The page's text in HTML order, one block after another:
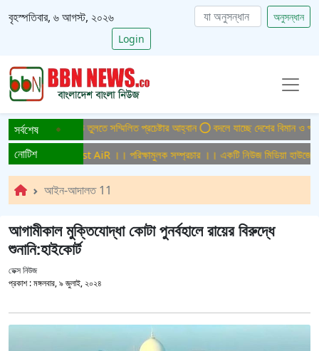
বৃহস্পতিবার, ৬ আগস্ট, ২০২৬
অনুসন্ধান
Login
সর্বশেষ
বাংলাদেশ গড়ে তুলতে সম্মিলিত প্রচেষ্টার আহ্বান বদলে যাচ্ছে দেশের বিমান ও
নোটিশ
সম্প্রচার ।। Test AiR ।। পরিক্ষামুলক সম্প্রচার ।। একটি নিউজ মিডিয়া হাউজের
আইন-আদালত 11
আগামীকাল মুক্তিযোদ্ধা কোটা পুনর্বহালে রায়ের বিরুদ্ধে
শুনানি:হাইকোর্ট
ডেক্স নিউজ
প্রকাশ :মঙ্গলবার, ৯ জুলাই, ২০২৪